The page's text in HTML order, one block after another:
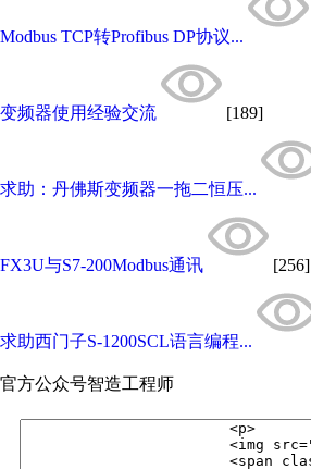
Modbus TCP转Profibus DP协议...
变频器使用经验交流 [189]
求助：丹佛斯变频器一拖二恒压...
FX3U与S7-200Modbus通讯 [256]
求助西门子S-1200SCL语言编程...
官方公众号智造工程师